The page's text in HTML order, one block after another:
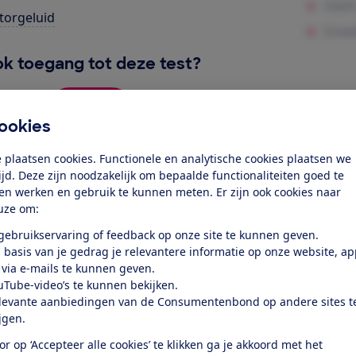
plaatsen cookies. Functionele en analytische cookies plaatsen we
Deze zijn noodzakelijk om bepaalde functionaliteiten goed te
werken en gebruik te kunnen meten. Er zijn ook cookies naar
om:
of feedback op onze site te kunnen geven.
basis van je gedrag je relevantere informatie op onze website,
e-mails te kunnen geven.
video’s te kunnen bekijken.
aanbiedingen van de Consumentenbond op andere sites
op ‘Accepteer alle cookies’ te klikken ga je akkoord met het
toegang tot deze test?
Al lid? Log in
je ver fietsen op een